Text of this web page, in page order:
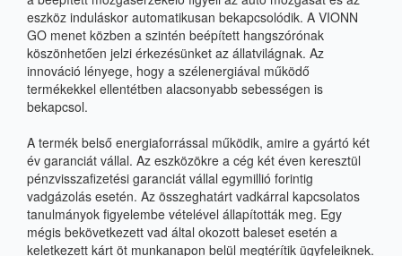
eszköz induláskor automatikusan bekapcsolódik. A VIONN
GO menet közben a szintén beépített hangszórónak
köszönhetően jelzi érkezésünket az állatvilágnak. Az
innováció lényege, hogy a szélenergiával működő
termékekkel ellentétben alacsonyabb sebességen is
bekapcsol.
A termék belső energiaforrással működik, amire a gyártó két
év garanciát vállal. Az eszközökre a cég két éven keresztül
pénzvisszafizetési garanciát vállal egymillió forintig
vadgázolás esetén. Az összeghatárt vadkárral kapcsolatos
tanulmányok figyelembe vételével állapították meg. Egy
mégis bekövetkezett vad által okozott baleset esetén a
keletkezett kárt öt munkanapon belül megtérítik ügyfeleiknek.